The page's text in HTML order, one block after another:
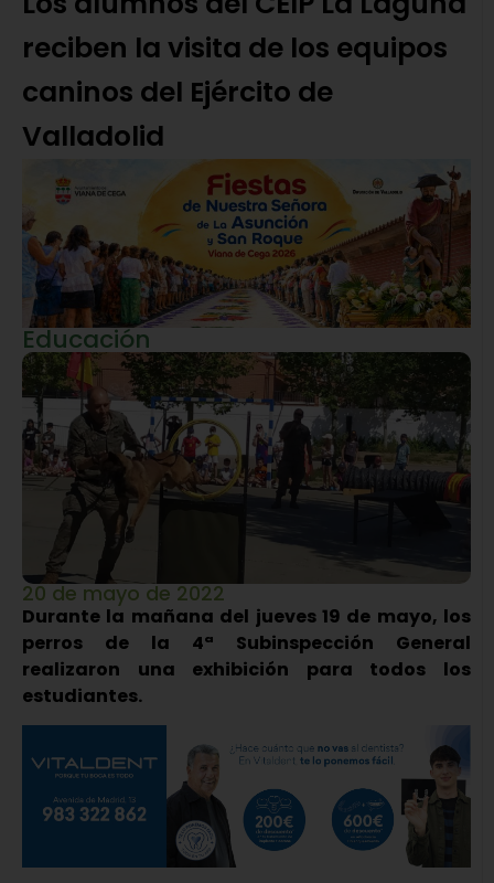
reciben la visita de los equipos
caninos del Ejército de
Valladolid
Educación
20 de mayo de 2022
Durante la mañana del jueves 19 de mayo, los
perros de la 4ª Subinspección General
realizaron una exhibición para todos los
estudiantes.